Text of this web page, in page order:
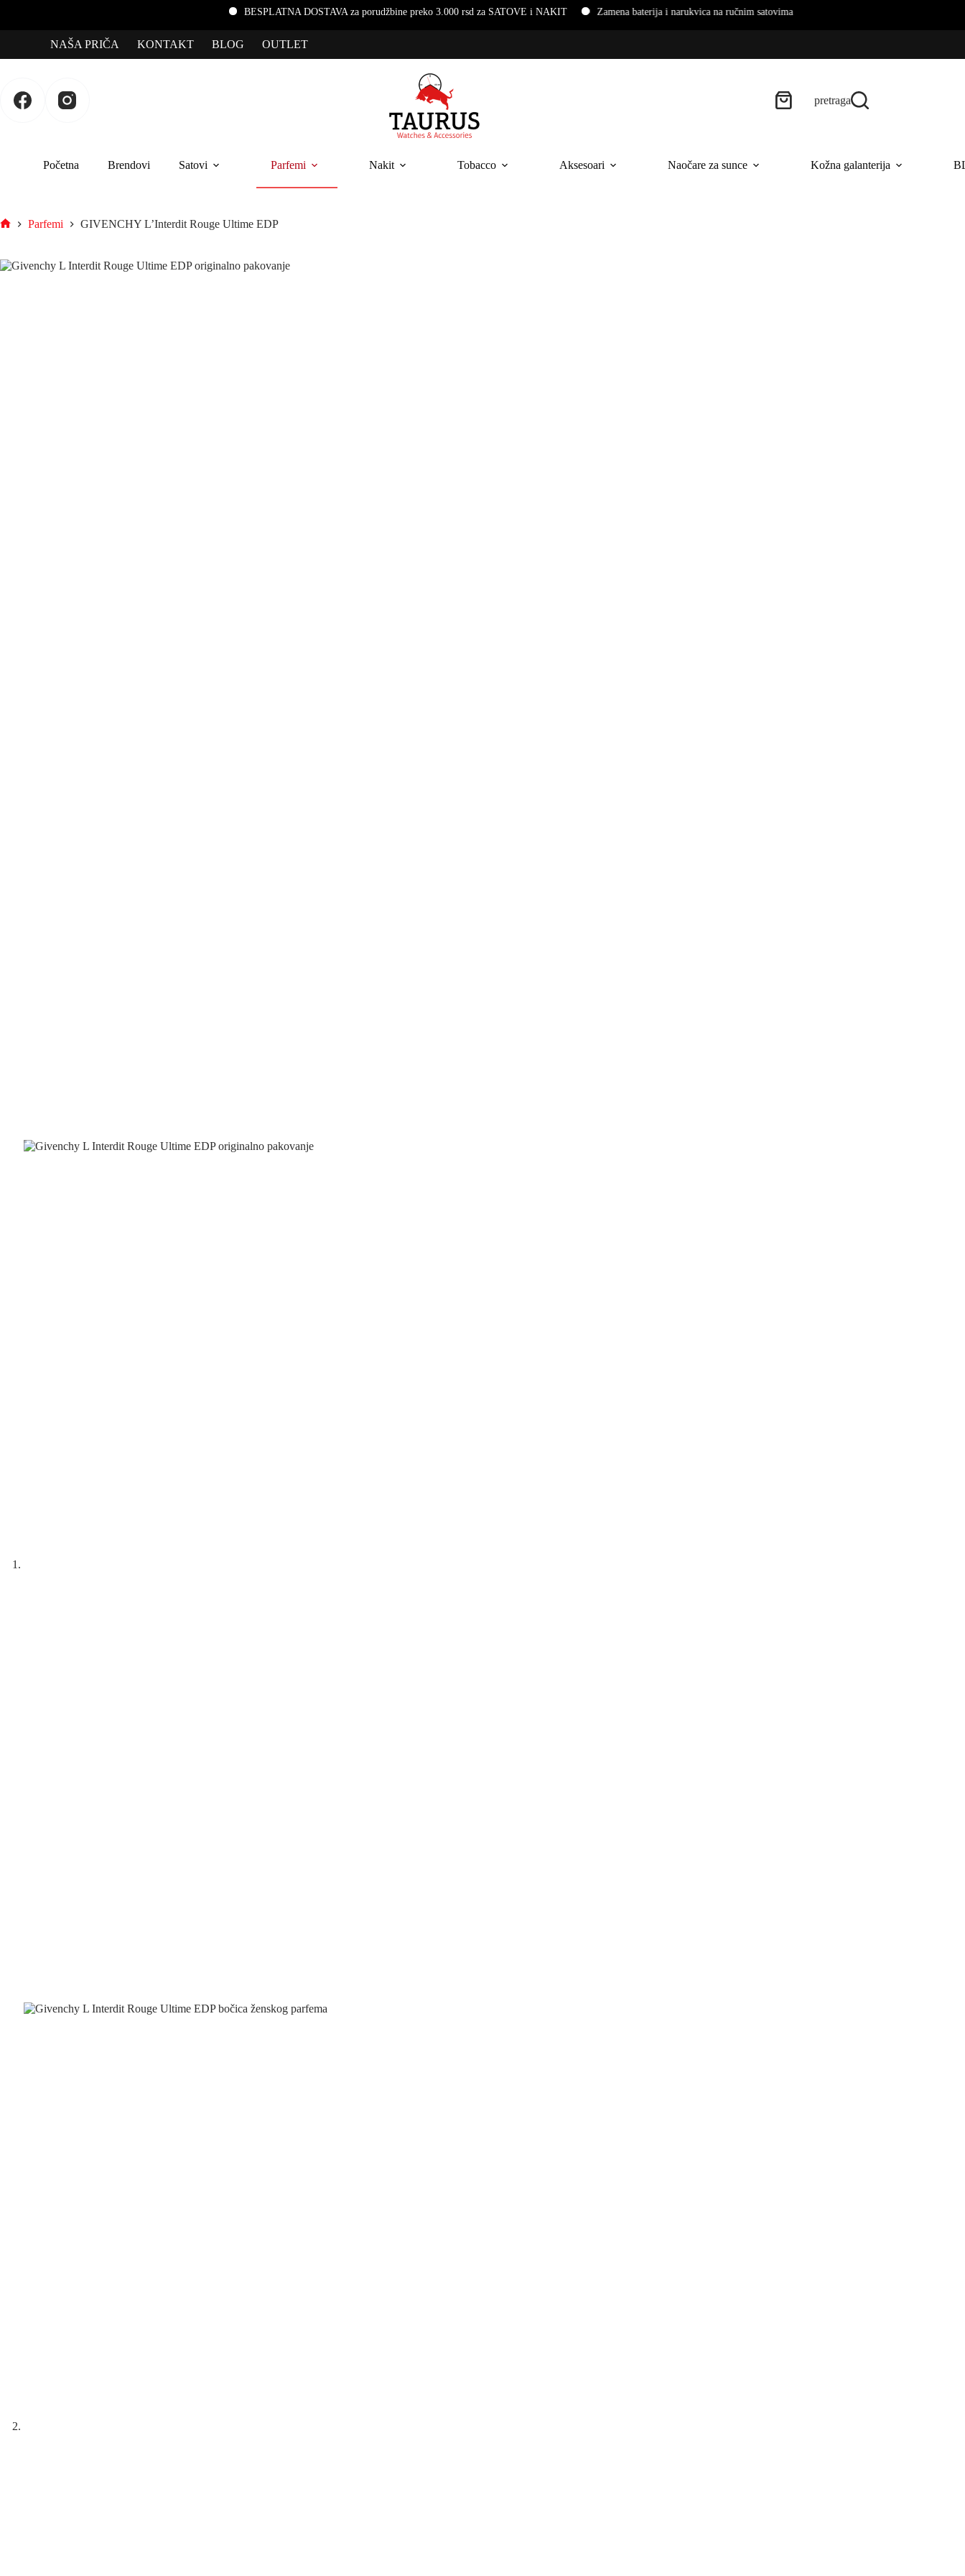
BESPLATNA DOSTAVA za porudžbine preko 3.000 rsd za SATOVE i NAKIT Zamena baterija i narukvica na ručnim satovima
NAŠA PRIČA KONTAKT BLOG OUTLET
pretraga
Početna Brendovi Satovi Parfemi Nakit Tobacco Aksesoari Naočare za sunce Kožna galanterija
Parfemi GIVENCHY L’Interdit Rouge Ultime EDP